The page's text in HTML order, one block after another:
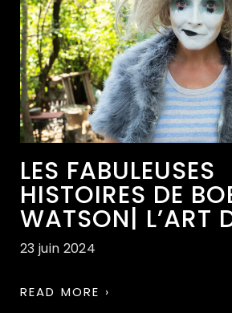
LES FABULEUSES
HISTOIRES DE
WATSON| L’ART
23 juin 2024
READ MORE ›